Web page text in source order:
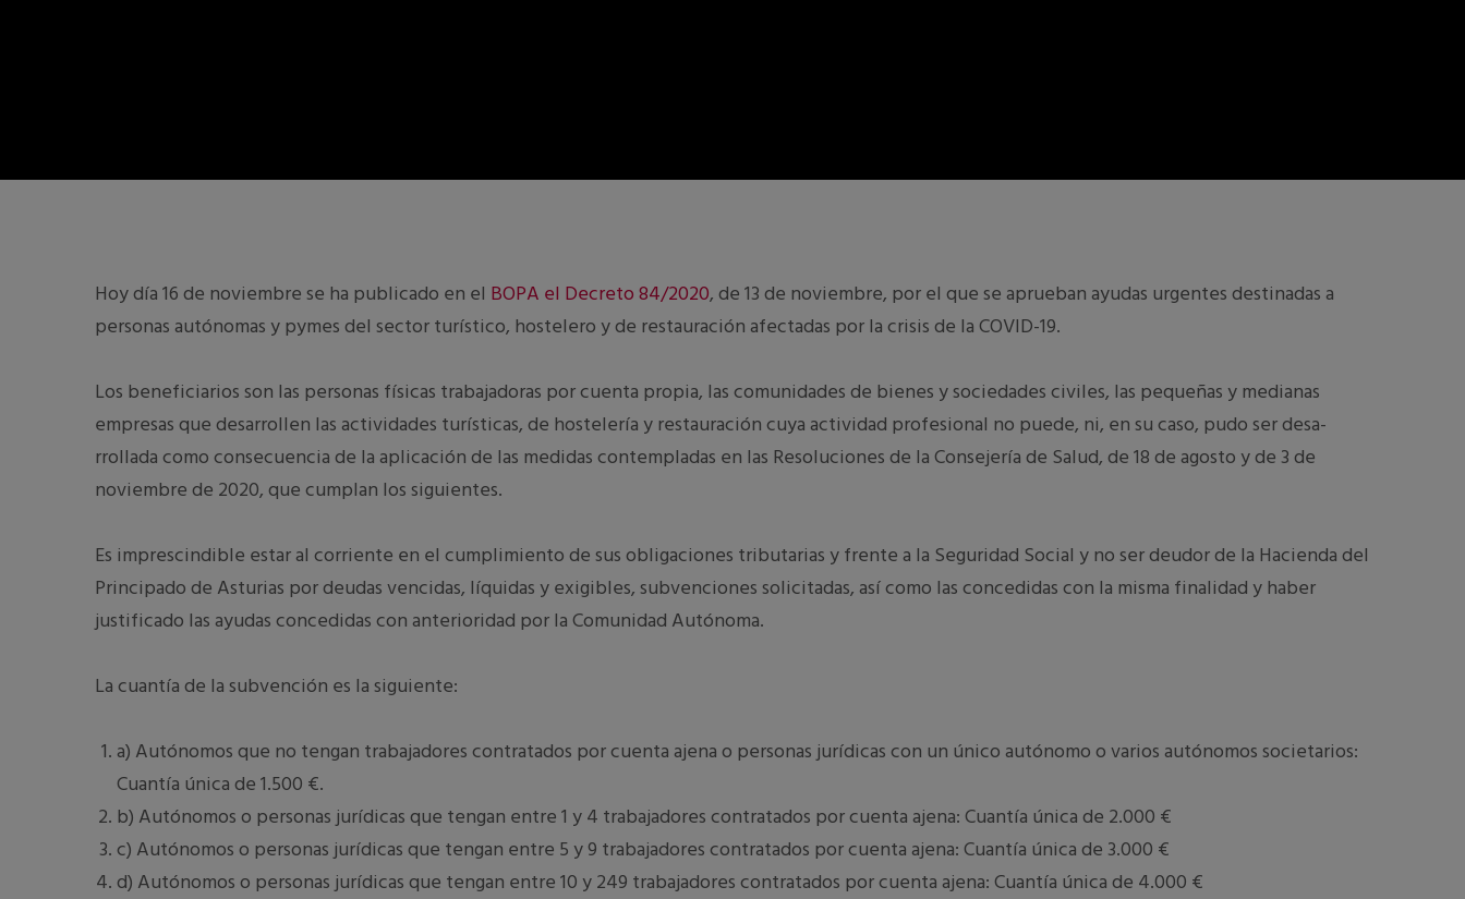
Hoy día 16 de noviembre se ha publicado en el BOPA el Decreto 84/2020, de 13 de noviembre, por el que se aprueban ayudas urgentes destinadas a
personas autóno­mas y pymes del sector turístico, hostelero y de restauración afectadas por la crisis de la COVID-19.
Los beneficiarios son las personas físicas trabajadoras por cuenta propia, las comuni­dades de bienes y sociedades civiles, las pequeñas y medianas
empresas que desarrollen las actividades turísticas, de hostelería y restauración cuya actividad profesional no puede, ni, en su caso, pudo ser desa­
rrollada como consecuencia de la aplicación de las medidas contempladas en las Resoluciones de la Consejería de Salud, de 18 de agosto y de 3 de
noviembre de 2020, que cumplan los siguientes.
Es imprescindible estar al corriente en el cumplimiento de sus obligaciones tributarias y frente a la Seguridad Social y no ser deudor de la Hacienda del
Principado de Asturias por deudas vencidas, líquidas y exigibles, subvenciones solici­tadas, así como las concedidas con la misma finalidad y haber
justificado las ayudas concedidas con anterioridad por la Comunidad Autónoma.
La cuantía de la subvención es la siguiente:
a) Autónomos que no tengan trabajadores contratados por cuenta ajena o personas jurídicas con un único autó­nomo o varios autónomos societarios:
Cuantía única de 1.500 €.
b) Autónomos o personas jurídicas que tengan entre 1 y 4 trabajadores contratados por cuenta ajena: Cuantía única de 2.000 €
c) Autónomos o personas jurídicas que tengan entre 5 y 9 trabajadores contratados por cuenta ajena: Cuantía única de 3.000 €
d) Autónomos o personas jurídicas que tengan entre 10 y 249 trabajadores contratados por cuenta ajena: Cuantía única de 4.000 €